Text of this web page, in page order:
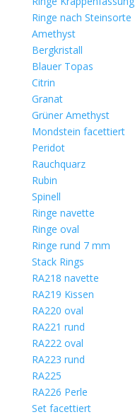
Ringe nach Steinsorte
Amethyst
Bergkristall
Blauer Topas
Citrin
Granat
Grüner Amethyst
Mondstein facettiert
Peridot
Rauchquarz
Rubin
Spinell
Ringe navette
Ringe oval
Ringe rund 7 mm
Stack Rings
RA218 navette
RA219 Kissen
RA220 oval
RA221 rund
RA222 oval
RA223 rund
RA225
RA226 Perle
Set facettiert